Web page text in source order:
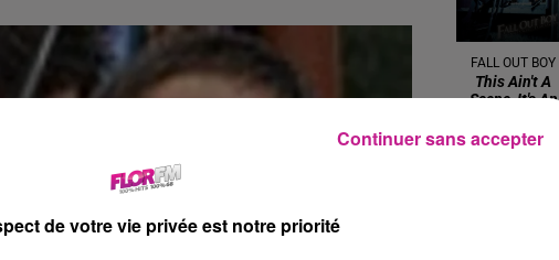
FALL OUT BOY
This Ain't A
Scene, It's An
de votre vie privée est notre priorité
Continuer sans accepter